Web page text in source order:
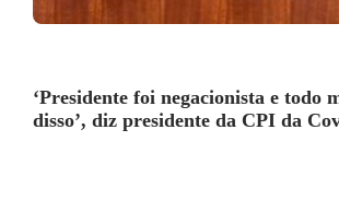
‘Presidente foi negacionista e todo
disso’, diz presidente da CPI da